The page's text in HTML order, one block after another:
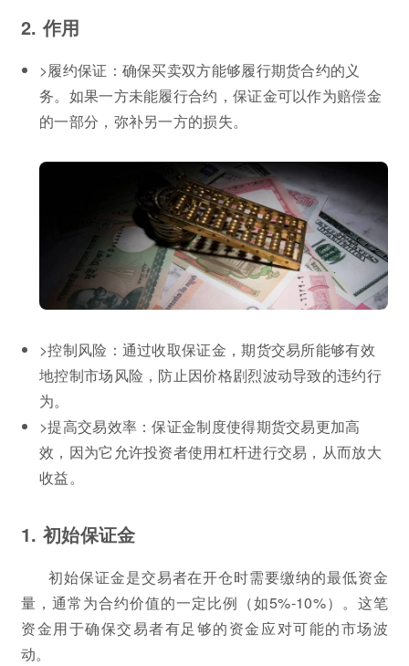
2. 作用
>履约保证：确保买卖双方能够履行期货合约的义
务。如果一方未能履行合约，保证金可以作为赔偿金
的一部分，弥补另一方的损失。
>控制风险：通过收取保证金，期货交易所能够有效
地控制市场风险，防止因价格剧烈波动导致的违约行
为。
>提高交易效率：保证金制度使得期货交易更加高
效，因为它允许投资者使用杠杆进行交易，从而放大
收益。
1. 初始保证金
初始保证金是交易者在开仓时需要缴纳的最低资金
量，通常为合约价值的一定比例（如5%-10%）。这笔
资金用于确保交易者有足够的资金应对可能的市场波
动。